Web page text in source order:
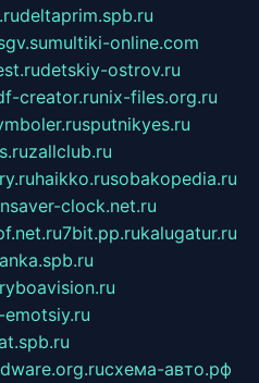
deltaprim.spb.ru
multiki-online.com
detskiy-ostrov.ru
creator.runix-files.org.ru
sputnikyes.ru
zallclub.ru
haikko.rusobakopedia.ru
clock.net.ru
7bit.pp.rukalugatur.ru
схема-авто.рф